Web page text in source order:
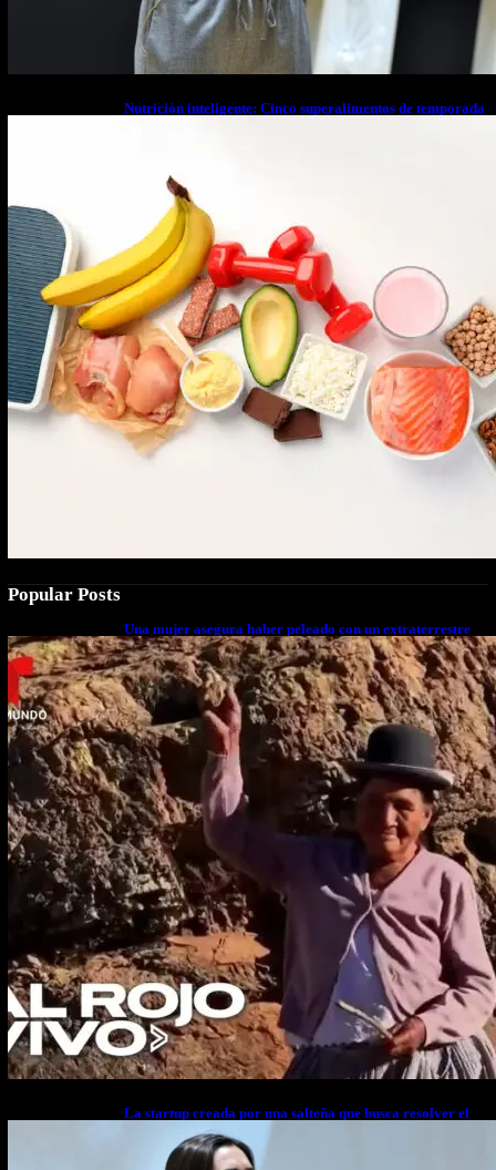
Nutrición inteligente: Cinco superalimentos de temporada
Popular Posts
Una mujer asegura haber peleado con un extraterrestre
cuerpo a cuerpo
La startup creada por una salteña que busca resolver el
estrés financiero en Latinoamérica